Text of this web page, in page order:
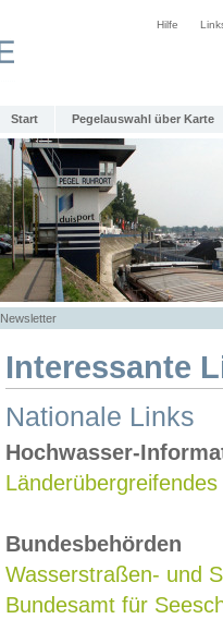
Hilfe
Start Pegelauswahl über Karte
Newsletter
Interessante
Nationale Links
Hochwasser-
Bundesbehörden
Wasserstraßen- und
Bundesamt für